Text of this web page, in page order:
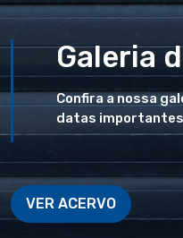
Galeria
Confira a nossa
datas importantes
VER ACERVO